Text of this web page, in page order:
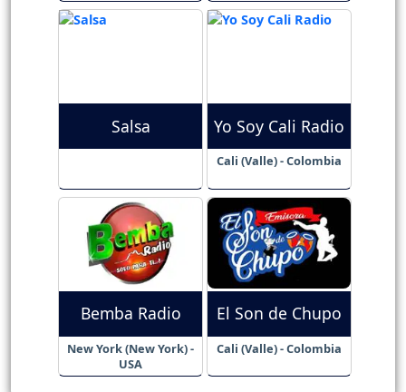
Salsa Yo Soy Cali Radio
Cali (Valle) - Colombia
Bemba Radio
New York (New York) -
USA
El Son de Chupo
Cali (Valle) - Colombia